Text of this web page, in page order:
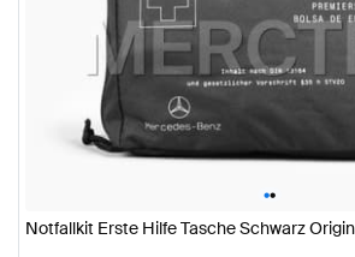
••
Notfallkit Erste Hilfe Tasche Schwarz